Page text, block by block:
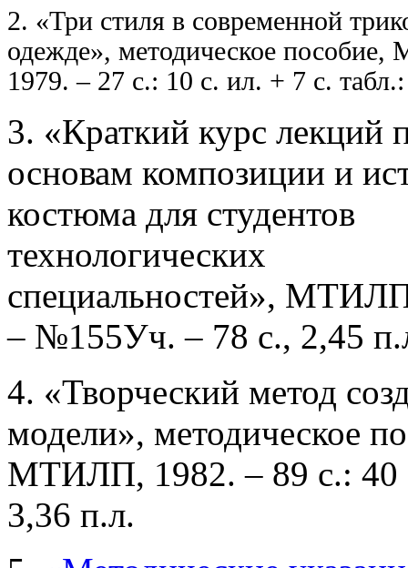
2. «Три стиля в современной
одежде», методическое
1979. – 27 с.: 10 с. ил. + 7 с.
3. «Краткий курс лекций
основам композиции и
костюма для студентов
технологических
специальностей»,
– №155Уч. – 78 с., 2,45
4. «Творческий метод
модели», методическое
МТИЛП, 1982. – 89 с.: 40
3,36 п.л.